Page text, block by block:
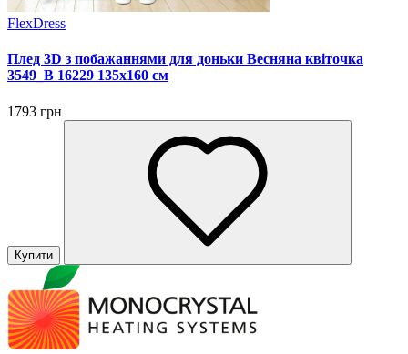
FlexDress
Плед 3D з побажаннями для доньки Весняна квіточка
3549_B 16229 135х160 см
1793 грн
Купити